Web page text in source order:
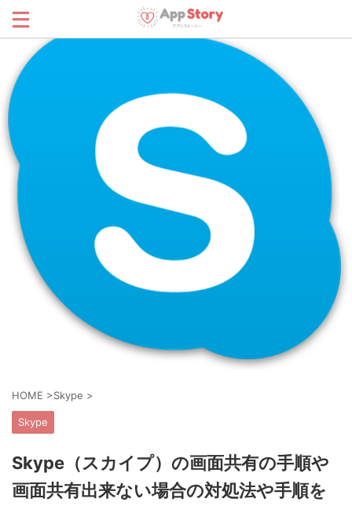
HOME >Skype >
Skype
Skype（スカイプ）の画面共有の手順や
画面共有出来ない場合の対処法や手順を